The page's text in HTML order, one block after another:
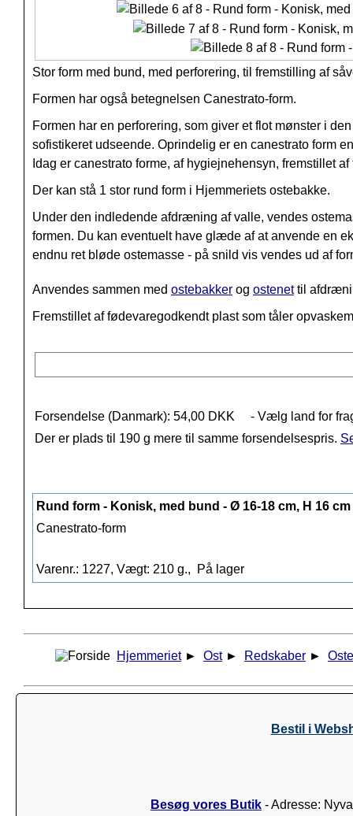
Stor form med bund, med perforering, til fremstilling af
Formen har også betegnelsen Canestrato-form.
Formen har en perforering, som giver et flot mønster i
sofistikeret udseende. Oprindelig er en canestrato form
Idag er canestrato forme, af hygiejnehensyn, fremstillet
Der kan stå 1 stor rund form i Hjemmeriets ostebakke.
Under den indledende afdræning af valle, vendes
formen. Du kan eventuelt have glæde af at anvende en
endnu ret bløde ostemasse - på snild vis vendes ud af
Anvendes sammen med ostebakker og ostenettil
Fremstillet af fødevaregodkendt plast som tåler
Forsendelse (Danmark): 54,00 DKK
- Vælg land for
Der er plads til 190 g mere til samme forsendelsespris.
Rund form - Konisk, med bund - Ø 16-18 cm, H 16 cm
Canestrato-form
Varenr.: 1227, Vægt: 210 g., På lager
Hjemmeriet ► Ost ► Redskaber ►
Bestil i
Besøg vores Butik - Adresse: